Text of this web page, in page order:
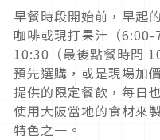
早餐時段開始前，早起
咖啡或現打果汁（
10:30（最後點餐時間
預先選購，或是現場加
提供的限定餐飲，每日
使用大阪當地的食材來
特色之一。